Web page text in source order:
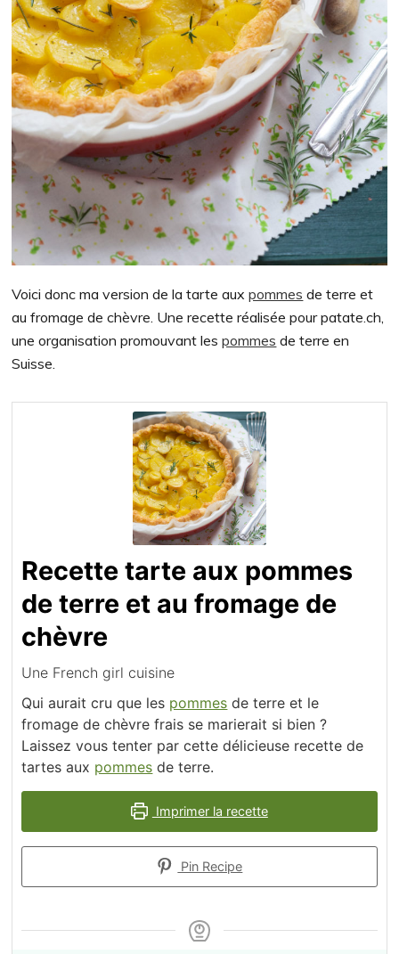
Voici donc ma version de la tarte auxpommes de terre et
au fromage de chèvre. Une recette réalisée pour patate.ch,
une organisation promouvant lespommes de terre en
Suisse.
Recette tarte aux pommes
de terre et au fromage de
chèvre
Une French girl cuisine
Qui aurait cru que les pommes de terre et le
fromage de chèvre frais se marierait si bien ?
Laissez vous tenter par cette délicieuse recette de
tartes aux pommes de terre.
Imprimer la recette
Pin Recipe